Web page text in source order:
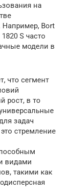
на
Например, Bort
S часто
модели в
что сегмент
рост, в то
задач
стремление
видами
такими как